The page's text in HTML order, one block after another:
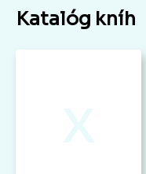
Katalóg kníh